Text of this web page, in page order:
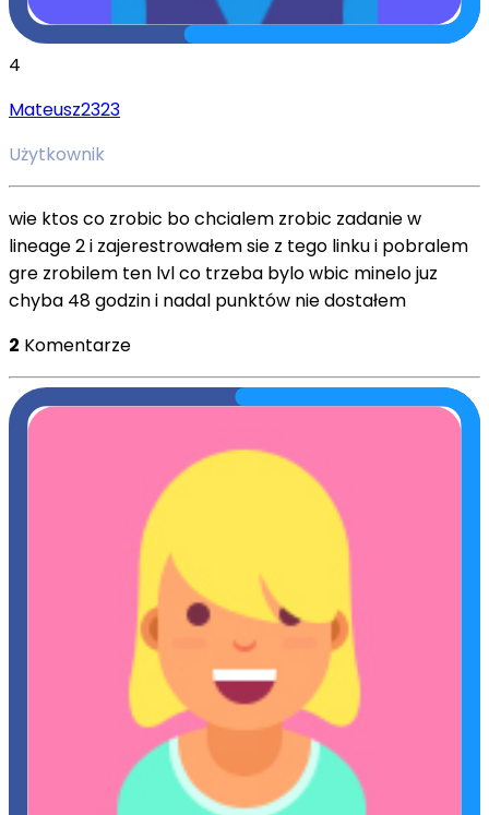
4
Mateusz2323
Użytkownik
wie ktos co zrobic bo chcialem zrobic zadanie w
lineage 2 i zajerestrowałem sie z tego linku i pobralem
gre zrobilem ten lvl co trzeba bylo wbic minelo juz
chyba 48 godzin i nadal punktów nie dostałem
2 Komentarze